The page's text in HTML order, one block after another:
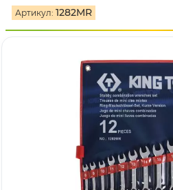
Артикул: 1282MR